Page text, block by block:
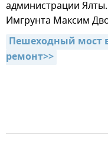
администрации
Имгрунта Максим
Пешеходный мост
ремонт>>